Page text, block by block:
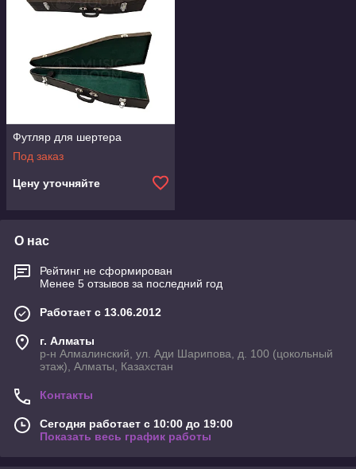
Футляр для шертера
Под заказ
Цену уточняйте
О нас
Рейтинг не сформирован
Менее 5 отзывов за последний год
Работает с 13.06.2012
г. Алматы
р-н Алмалинский, ул. Ади Шарипова, д. 100 (цокольный
этаж), Алматы, Казахстан
Контакты
Сегодня работает с 10:00 до 19:00
Показать весь график работы